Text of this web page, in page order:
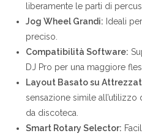
liberamente le parti di
Jog Wheel Grandi: Ideali
preciso.
Compatibilità Software:
DJ Pro per una maggiore
Layout Basato su
sensazione simile
da discoteca.
Smart Rotary Selector: